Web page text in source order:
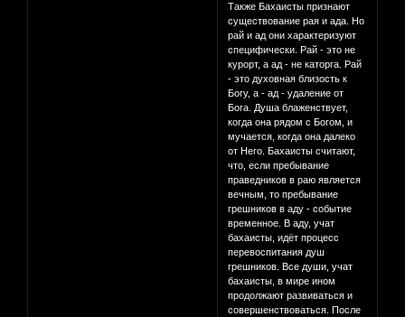
Также Бахаисты признают
существование рая и ада. Но
рай и ад они характеризуют
специфически. Рай - это не
курорт, а ад - не каторга. Рай
- это духовная близость к
Богу, а - ад - удаление от
Бога. Душа блаженствует,
когда она рядом с Богом, и
мучается, когда она далеко
от Него. Бахаисты считают,
что, если пребывание
праведников в раю является
вечным, то пребывание
грешников в аду - событие
временное. В аду, учат
бахаисты, идёт процесс
перевоспитания душ
грешников. Все души, учат
бахаисты, в мире ином
продолжают развиваться и
совершенствоваться. После